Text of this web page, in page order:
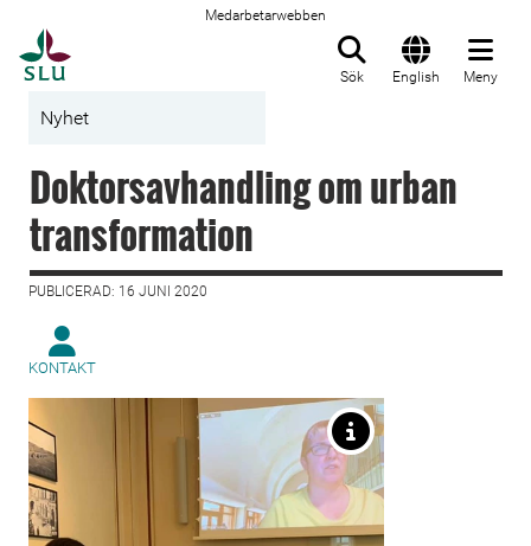
Medarbetarwebben
Sök English Meny
Nyhet
Doktorsavhandling om urban
transformation
PUBLICERAD: 16 JUNI 2020
KONTAKT